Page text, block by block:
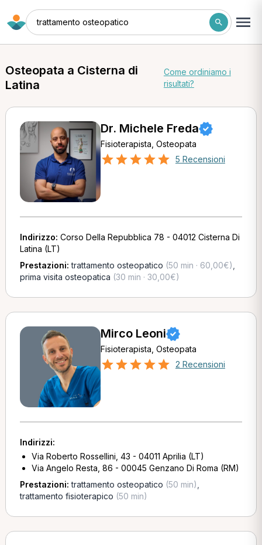
trattamento osteopatico
Osteopata a Cisterna di
Latina
Come ordiniamo i
risultati?
Dr. Michele Freda
Fisioterapista, Osteopata
5 Recensioni
Indirizzo: Corso Della Repubblica 78 - 04012 Cisterna Di
Latina (LT)
Prestazioni:trattamento osteopatico (50 min · 60,00€)
prima visita osteopatica (30 min · 30,00€)
Mirco Leoni
Fisioterapista, Osteopata
2 Recensioni
Indirizzi:
Via Roberto Rossellini, 43 - 04011 Aprilia (LT)
Via Angelo Resta, 86 - 00045 Genzano Di Roma (RM)
Prestazioni:trattamento osteopatico (50 min)
trattamento fisioterapico (50 min)